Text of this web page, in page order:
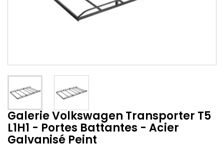
Galerie Volkswagen Transporter T5
L1H1 - Portes Battantes - Acier
Galvanisé Peint